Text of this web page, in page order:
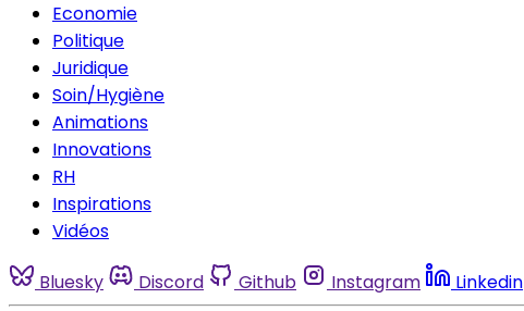
Economie
Politique
Juridique
Soin/Hygiène
Animations
Innovations
RH
Inspirations
Vidéos
Bluesky Discord Github Instagram Linkedin